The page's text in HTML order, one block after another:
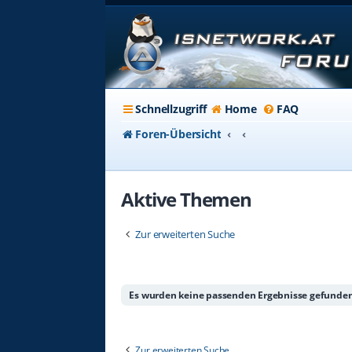
Schnellzugriff Home
FAQ
Foren-Übersicht
Aktive Themen
Zur erweiterten Suche
Es wurden keine passenden Ergebnisse